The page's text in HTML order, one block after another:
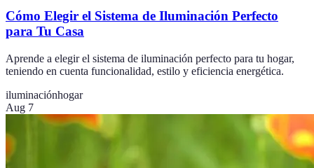
Cómo Elegir el Sistema de Iluminación Perfecto
para Tu Casa
Aprende a elegir el sistema de iluminación perfecto para tu hogar,
teniendo en cuenta funcionalidad, estilo y eficiencia energética.
iluminaciónhogar
Aug 7